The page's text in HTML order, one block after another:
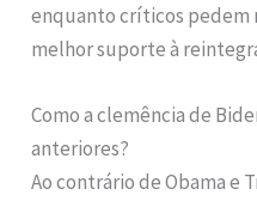
enquanto críticos pedem
melhor suporte à
Como a clemência de
anteriores?
Ao contrário de Obama e